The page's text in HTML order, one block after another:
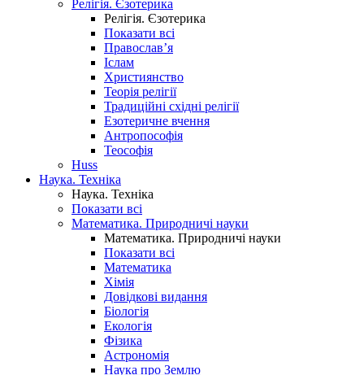
Релігія. Єзотерика
Релігія. Єзотерика
Показати всі
Православ’я
Іслам
Християнство
Теорія релігії
Традиційні східні релігії
Езотеричне вчення
Антропософія
Теософія
Huss
Наука. Техніка
Наука. Техніка
Показати всі
Математика. Природничі науки
Математика. Природничі науки
Показати всі
Математика
Хімія
Довідкові видання
Біологія
Екологія
Фізика
Астрономія
Наука про Землю